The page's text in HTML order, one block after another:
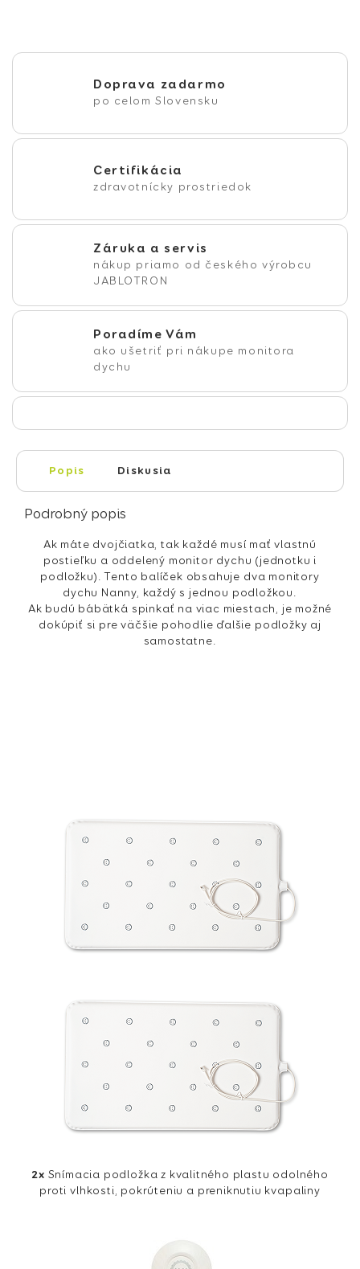
Doprava zadarmo
po celom Slovensku
Certifikácia
zdravotnícky prostriedok
Záruka a servis
nákup priamo od českého výrobcu
JABLOTRON
Poradíme Vám
ako ušetriť pri nákupe monitora
dychu
Popis Diskusia
Podrobný popis
Ak máte dvojčiatka, tak každé musí mať vlastnú
postieľku a oddelený monitor dychu (jednotku i
podložku). Tento balíček obsahuje dva monitory
dychu Nanny, každý s jednou podložkou.
Ak budú bábätká spinkať na viac miestach, je možné
dokúpiť si pre väčšie pohodlie ďalšie podložky aj
samostatne.
2x Snímacia podložka z kvalitného plastu odolného
proti vlhkosti, pokrúteniu a preniknutiu kvapaliny